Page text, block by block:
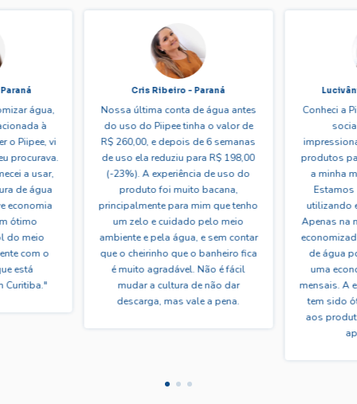
água,
à
o Piipee, vi
procurava.
a usar,
de água
economia
ótimo
do meio
com o
está
Curitiba."
Cris Ribeiro - Paraná
Nossa última conta de água antes
do uso do Piipee tinha o valor de
R$ 260,00, e depois de 6 semanas
de uso ela reduziu para R$ 198,00
(-23%). A experiência de uso do
produto foi muito bacana,
principalmente para mim que tenho
um zelo e cuidado pelo meio
ambiente e pela água, e sem contar
que o cheirinho que o banheiro fica
é muito agradável. Não é fácil
mudar a cultura de não dar
descarga, mas vale a pena.
Conheci a
produtos
a minha
Estamos
utilizando
Apenas na
de água
uma
mensais. A
tem sido
aos